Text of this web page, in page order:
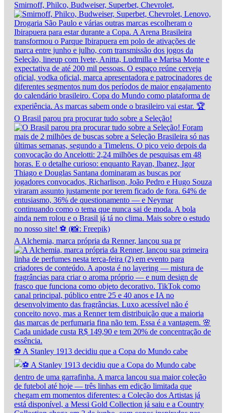
Smirnoff, Philco, Budweiser, Superbet, Chevrolet,
O Brasil parou pra procurar tudo sobre a Seleção!
A Alchemia, marca própria da Renner, lançou sua pr
⚽ A Stanley 1913 decidiu que a Copa do Mundo cabe